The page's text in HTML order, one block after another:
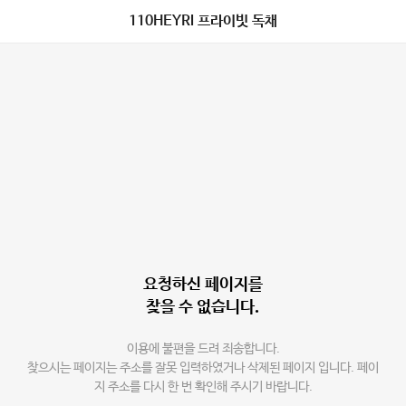
110HEYRI 프라이빗 독채
요청하신 페이지를
찾을 수 없습니다.
이용에 불편을 드려 죄송합니다.
찾으시는 페이지는 주소를 잘못 입력하였거나 삭제된 페이지 입니다. 페이
지 주소를 다시 한 번 확인해 주시기 바랍니다.